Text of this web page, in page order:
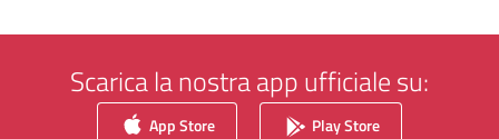
Scarica la nostra app ufficiale su:
App Store Play Store